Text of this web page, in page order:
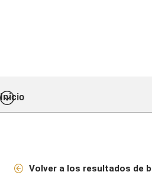
Inicio